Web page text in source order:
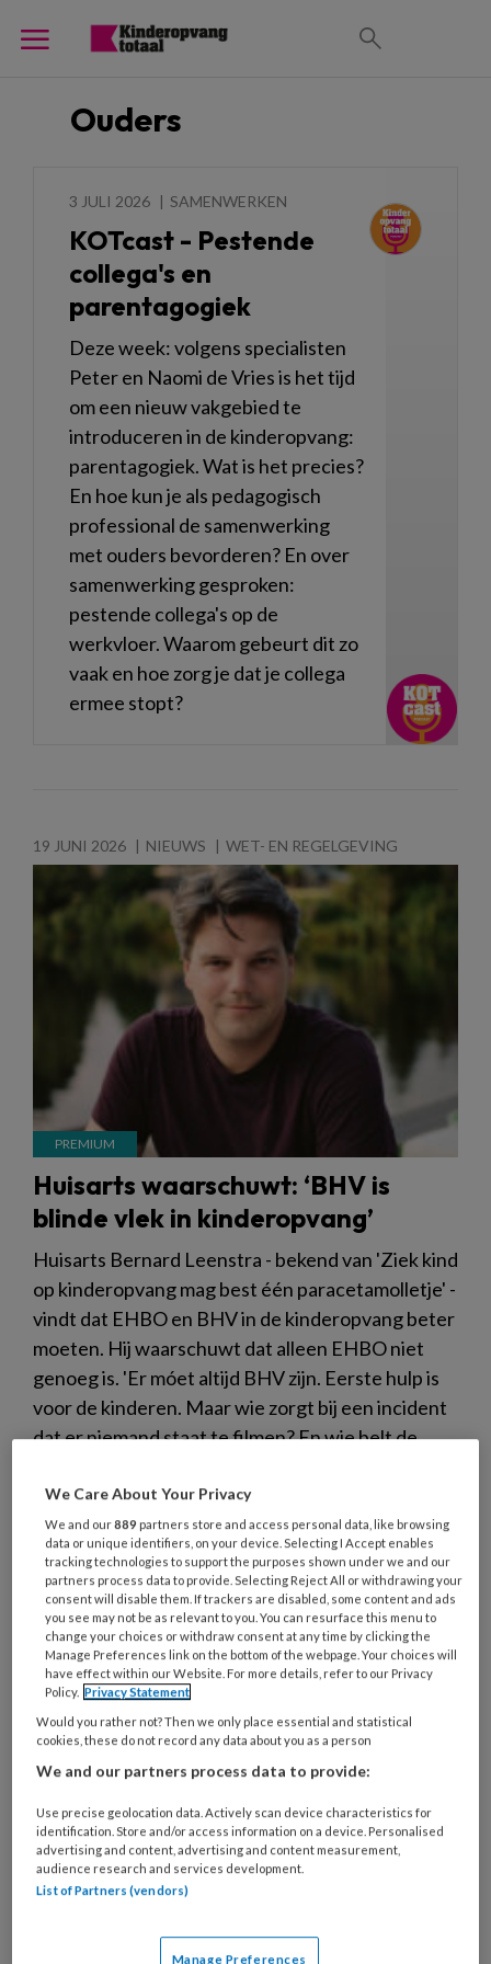
Ouders
3 JULI 2026 SAMENWERKEN
KOTcast - Pestende
collega's en
parentagogiek
Deze week: volgens specialisten
Peter en Naomi de Vries is het tijd
om een nieuw vakgebied te
introduceren in de kinderopvang:
parentagogiek. Wat is het precies?
En hoe kun je als pedagogisch
professional de samenwerking
met ouders bevorderen? En over
samenwerking gesproken:
pestende collega's op de
werkvloer. Waarom gebeurt dit zo
vaak en hoe zorg je dat je collega
ermee stopt?
19 JUNI 2026 NIEUWS WET- EN REGELGEVING
Huisarts waarschuwt: ‘BHV is
blinde vlek in kinderopvang’
Huisarts Bernard Leenstra - bekend van 'Ziek kind
op kinderopvang mag best één paracetamolletje' -
vindt dat EHBO en BHV in de kinderopvang beter
moeten. Hij waarschuwt dat alleen EHBO niet
genoeg is. 'Er móet altijd BHV zijn. Eerste hulp is
voor de kinderen. Maar wie zorgt bij een incident
dat er niemand staat te filmen? En wie belt de
17 JUNI 2026 NIEUWS GEZONDHEID
‘Behandel telefoon als roken:
We Care About Your Privacy
We and our889 partners store and access personal data, like browsing
data or unique identifiers, on your device. Selecting I Accept enables
tracking technologies to support the purposes shown under we and our
partners process data to provide. Selecting Reject All or withdrawing your
consent will disable them. If trackers are disabled, some content and ads
you see may not be as relevant to you. You can resurface this menu to
change your choices or withdraw consent at any time by clicking the
Manage Preferences link on the bottom of the webpage. Your choices will
have effect within our Website. For more details, refer to our Privacy
Policy. Privacy Statement
Would you rather not? Then we only place essential and statistical
cookies, these do not record any data about you as a person
We and our partners process data to provide:
Use precise geolocation data. Actively scan device characteristics for
identification. Store and/or access information on a device. Personalised
advertising and content, advertising and content measurement,
audience research and services development.
List of Partners (vendors)
Manage Preferences